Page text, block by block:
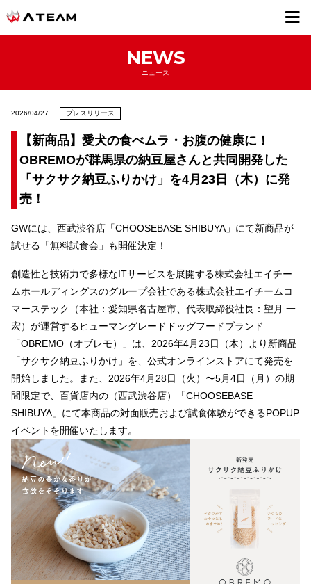
採用情報
NEWS
ニュース
2026/04/27 プレスリリース
【新商品】愛犬の食べムラ・お腹の健康に！
OBREMOが群馬県の納豆屋さんと共同開発した
「サクサク納豆ふりかけ」を4月23日（木）に発
売！
GWには、西武渋谷店「CHOOSEBASE SHIBUYA」にて新商品が
試せる「無料試食会」も開催決定！
創造性と技術力で多様なITサービスを展開する株式会社エイチー
ムホールディングスのグループ会社である株式会社エイチームコ
マーステック（本社：愛知県名古屋市、代表取締役社長：望月 一
宏）が運営するヒューマングレードドッグフードブランド
「OBREMO（オブレモ）」は、2026年4月23日（木）より新商品
「サクサク納豆ふりかけ」を、公式オンラインストアにて発売を
開始しました。また、2026年4月28日（火）〜5月4日（月）の期
間限定で、百貨店内の（西武渋谷店）「CHOOSEBASE
SHIBUYA」にて本商品の対面販売および試食体験ができるPOPUP
イベントを開催いたします。